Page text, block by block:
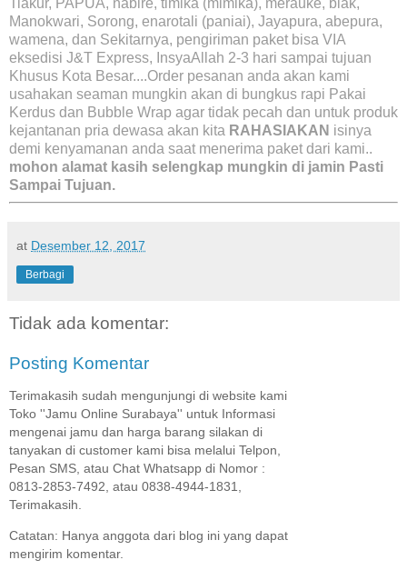
Tiakur, PAPUA, nabire, timika (mimika), merauke, biak,
Manokwari, Sorong, enarotali (paniai), Jayapura, abepura,
wamena, dan Sekitarnya, pengiriman paket bisa VIA
eksedisi J&T Express, InsyaAllah 2-3 hari sampai tujuan
Khusus Kota Besar....Order pesanan anda akan kami
usahakan seaman mungkin akan di bungkus rapi Pakai
Kerdus dan Bubble Wrap agar tidak pecah dan untuk produk
kejantanan pria dewasa akan kita RAHASIAKAN isinya
demi kenyamanan anda saat menerima paket dari kami..
mohon alamat kasih selengkap mungkin di jamin Pasti
Sampai Tujuan.
at Desember 12, 2017
Berbagi
Tidak ada komentar:
Posting Komentar
Terimakasih sudah mengunjungi di website kami
Toko ''Jamu Online Surabaya'' untuk Informasi
mengenai jamu dan harga barang silakan di
tanyakan di customer kami bisa melalui Telpon,
Pesan SMS, atau Chat Whatsapp di Nomor :
0813-2853-7492, atau 0838-4944-1831,
Terimakasih.
Catatan: Hanya anggota dari blog ini yang dapat
mengirim komentar.